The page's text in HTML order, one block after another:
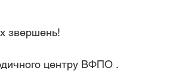
звершень!
центру ВФПО .